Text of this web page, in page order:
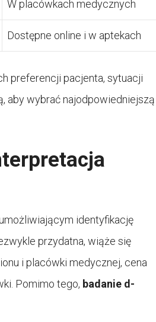
W placówkach medycznych
Dostępne online i w aptekach
preferencji pacjenta, sytuacji
aby wybrać najodpowiedniejszą
identyfikację
przydatna, wiąże się
i placówki medycznej, cena
Pomimo tego, badanie d-